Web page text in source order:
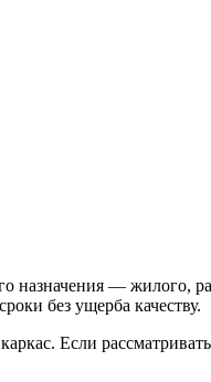
— жилого,
без ущерба качеству.
Если